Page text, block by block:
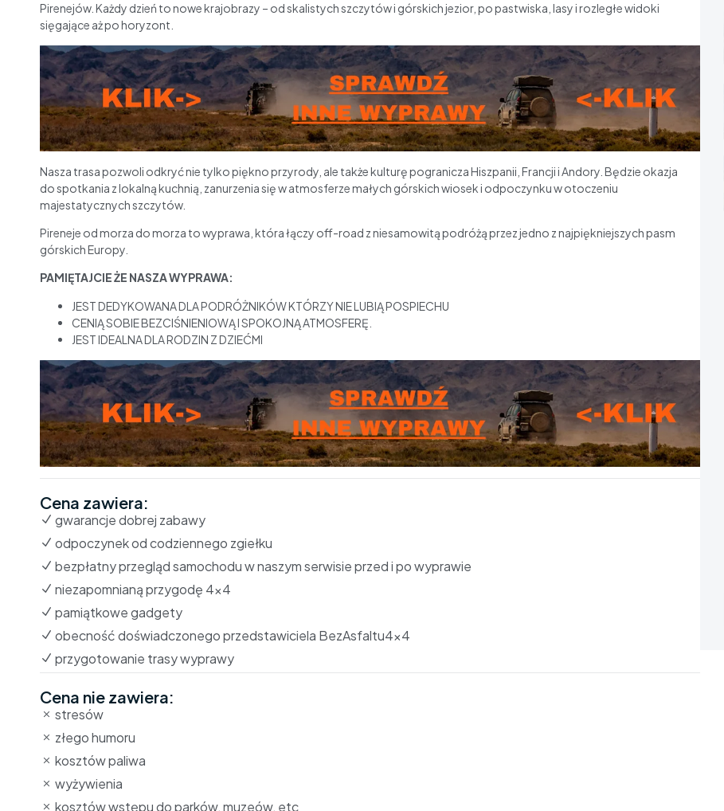
Pirenejów. Każdy dzień to nowe krajobrazy – od skalistych szczytów i górskich jezior, po pastwiska, lasy i rozległe widoki
sięgające aż po horyzont.
Nasza trasa pozwoli odkryć nie tylko piękno przyrody, ale także kulturę pogranicza Hiszpanii, Francji i Andory. Będzie okazja
do spotkania z lokalną kuchnią, zanurzenia się w atmosferze małych górskich wiosek i odpoczynku w otoczeniu
majestatycznych szczytów.
Pireneje od morza do morza to wyprawa, która łączy off-road z niesamowitą podróżą przez jedno z najpiękniejszych pasm
górskich Europy.
PAMIĘTAJCIE ŻE NASZA WYPRAWA:
JEST DEDYKOWANA DLA PODRÓŻNIKÓW KTÓRZY NIE LUBIĄ POSPIECHU
CENIĄ SOBIE BEZCIŚNIENIOWĄ I SPOKOJNĄ ATMOSFERĘ.
JEST IDEALNA DLA RODZIN Z DZIEĆMI
Cena zawiera:
gwarancje dobrej zabawy
odpoczynek od codziennego zgiełku
bezpłatny przegląd samochodu w naszym serwisie przed i po wyprawie
niezapomnianą przygodę 4×4
pamiątkowe gadgety
obecność doświadczonego przedstawiciela BezAsfaltu4x4
przygotowanie trasy wyprawy
Cena nie zawiera:
stresów
złego humoru
kosztów paliwa
wyżywienia
kosztów wstępu do parków, muzeów, etc